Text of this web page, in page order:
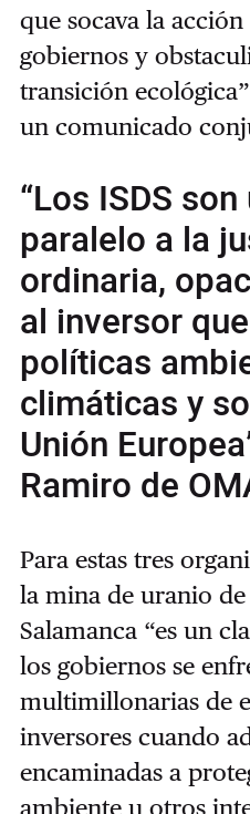
que socava la
gobiernos y
transición
un comunicado
“Los ISDS
paralelo a la
ordinaria,
al inversor
políticas
climáticas y
Unión
Ramiro de
Para estas tres
la mina de uranio
Salamanca “es un
los gobiernos se
multimillonarias de
inversores cuando
encaminadas a
ambiente u otros